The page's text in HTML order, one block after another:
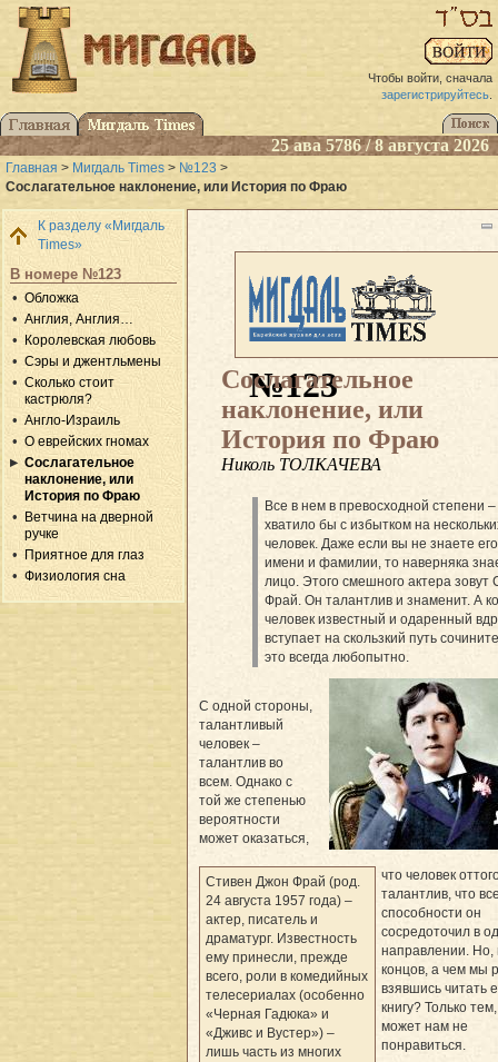
Чтобы войти, сначала
зарегистрируйтесь.
25 ава 5786 / 8 августа 2026
Главная > Мигдаль Times > №123 >
Сослагательное наклонение, или История по Фраю
К разделу «Мигдаль
Times»
В номере №123
Обложка
Англия, Англия…
Королевская любовь
Сэры и джентльмены
Сколько стоит
кастрюля?
Англо-Израиль
О еврейских гномах
Сослагательное
наклонение, или
История по Фраю
Ветчина на дверной
ручке
Приятное для глаз
Физиология сна
№123
Сослагательное
наклонение, или
История по Фраю
Николь ТОЛКАЧЕВА
Все в нем в превосходной степени –
хватило бы с избытком на
человек. Даже если вы не знаете
имени и фамилии, то наверняка
лицо. Этого смешного актера зовут
Фрай. Он талантлив и знаменит. А
человек известный и одаренный
вступает на скользкий путь
это всегда любопытно.
Стивен Джон Фрай (род.
24 августа 1957 года) –
актер­, писатель и
драматург. Известность
ему принесли, прежде
всего, роли в комедийных
телесериалах (особенно
«Черная Гадюка» и
«Дживс и Вустер») –
лишь часть из многих
С одной стороны,
талантливый
человек –
талантлив во
всем. Однако с
той же степенью
вероятности
может оказаться,
что человек
талантлив, что
способности он
сосредоточил в
направлении. Но,
концов, а чем мы
взявшись читать
книгу? Только
может нам не
понравиться.